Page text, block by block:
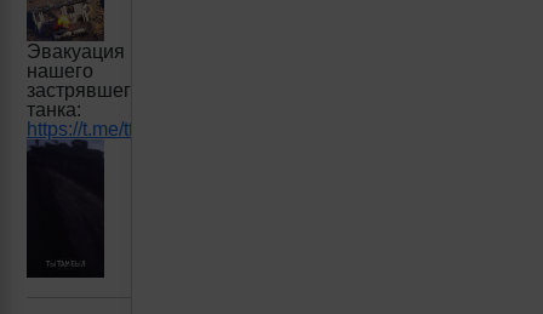
Эвакуация
нашего
застрявшего
танка:
https://t.me/ttambyl/4501